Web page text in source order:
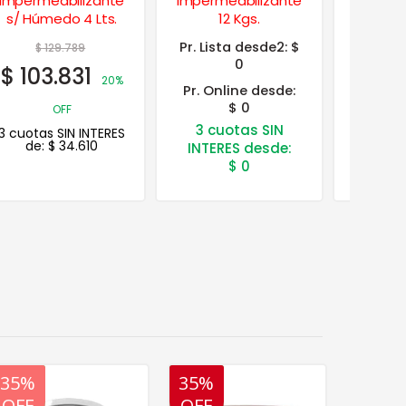
12 Kgs.
Pr. Lista desde2:
0
Pr. Online desde:
$ 0
3 cuotas SIN
INTERES desde:
Transparente 1 Lt.
$26.544
21.235
OFF
3 cuotas SIN INTERES
de:$7.078
20%
35%
35%
20%